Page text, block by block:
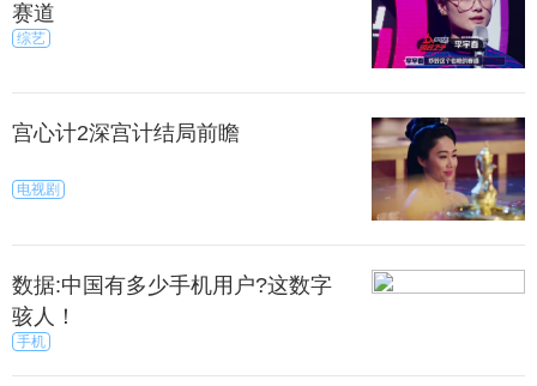
赛道
综艺
宫心计2深宫计结局前瞻
电视剧
数据:中国有多少手机用户?这数字
骇人！
手机